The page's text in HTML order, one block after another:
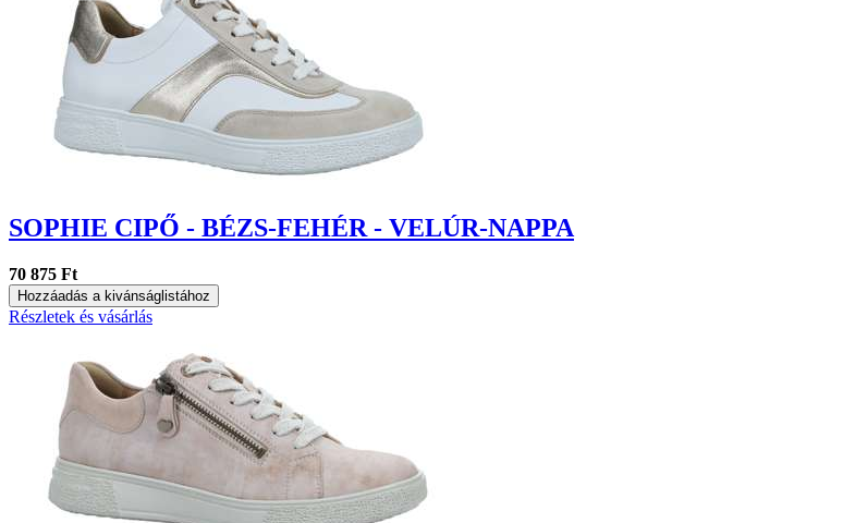
SOPHIE CIPŐ - BÉZS-FEHÉR - VELÚR-NAPPA
70 875 Ft
Hozzáadás a kivánságlistához
Részletek és vásárlás